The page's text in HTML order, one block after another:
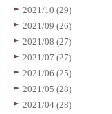
2021/10 (29)
2021/09 (26)
2021/08 (27)
2021/07 (27)
2021/06 (25)
2021/05 (28)
2021/04 (28)